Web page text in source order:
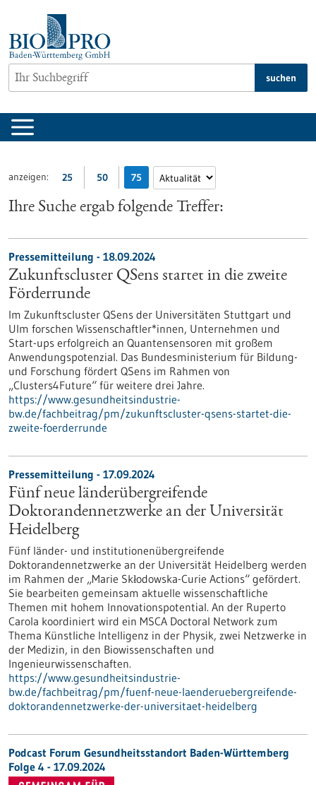
springen
suchen
anzeigen: 25 50 75
Ihre Suche ergab folgende Treffer:
Pressemitteilung - 18.09.2024
Zukunftscluster QSens startet in die zweite
Förderrunde
Im Zukunftscluster QSens der Universitäten Stuttgart und
Ulm forschen Wissenschaftler*innen, Unternehmen und
Start-ups erfolgreich an Quantensensoren mit großem
Anwendungspotenzial. Das Bundesministerium für Bildung-
und Forschung fördert QSens im Rahmen von
„Clusters4Future“ für weitere drei Jahre.
https://www.gesundheitsindustrie-
bw.de/fachbeitrag/pm/zukunftscluster-qsens-startet-die-
zweite-foerderrunde
Pressemitteilung - 17.09.2024
Fünf neue länderübergreifende
Doktorandennetzwerke an der Universität
Heidelberg
Fünf länder- und institutionenübergreifende
Doktorandennetzwerke an der Universität Heidelberg werden
im Rahmen der „Marie Skłodowska-Curie Actions“ gefördert.
Sie bearbeiten gemeinsam aktuelle wissenschaftliche
Themen mit hohem Innovationspotential. An der Ruperto
Carola koordiniert wird ein MSCA Doctoral Network zum
Thema Künstliche Intelligenz in der Physik, zwei Netzwerke in
der Medizin, in den Biowissenschaften und
Ingenieurwissenschaften.
https://www.gesundheitsindustrie-
bw.de/fachbeitrag/pm/fuenf-neue-laenderuebergreifende-
doktorandennetzwerke-der-universitaet-heidelberg
Podcast Forum Gesundheitsstandort Baden-Württemberg
Folge 4 - 17.09.2024